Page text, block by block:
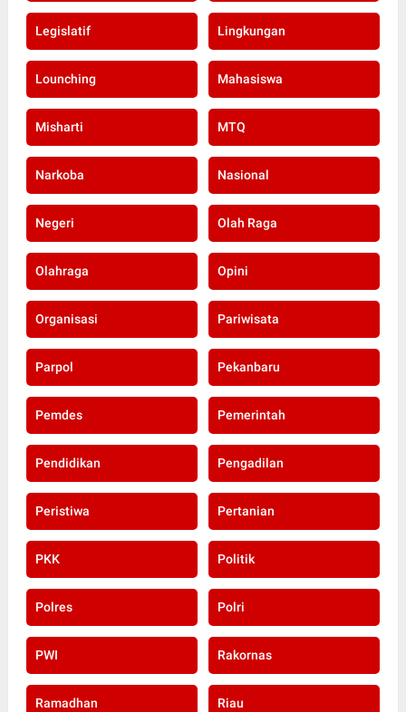
Legislatif Lingkungan
Lounching Mahasiswa
Misharti MTQ
Narkoba Nasional
Negeri Olah Raga
Olahraga Opini
Organisasi Pariwisata
Parpol Pekanbaru
Pemdes Pemerintah
Pendidikan Pengadilan
Peristiwa Pertanian
PKK Politik
Polres Polri
PWI Rakornas
Ramadhan Riau